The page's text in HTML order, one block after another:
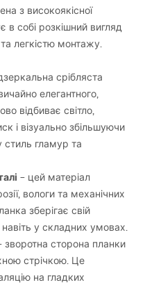
з високоякісної
в собі розкішний вигляд
легкістю монтажу.
срібляста
елегантного,
відбиває світло,
і візуально збільшуючи
стиль гламур та
– цей матеріал
вологи та механічних
зберігає свій
у складних умовах.
зворотна сторона планки
стрічкою. Це
на гладких